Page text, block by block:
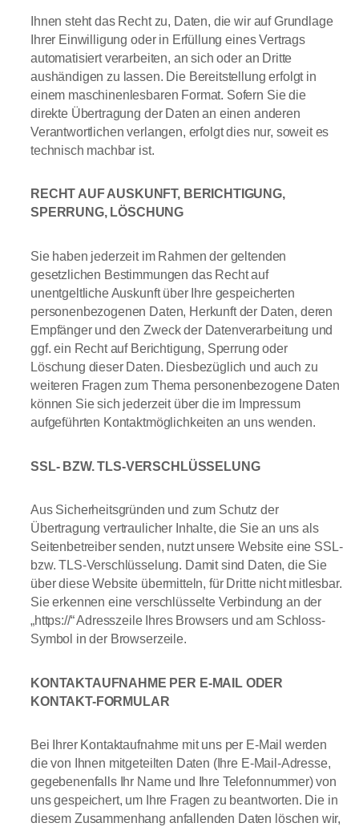
Ihnen steht das Recht zu, Daten, die wir auf Grundlage
Ihrer Einwilligung oder in Erfüllung eines Vertrags
automatisiert verarbeiten, an sich oder an Dritte
aushändigen zu lassen. Die Bereitstellung erfolgt in
einem maschinenlesbaren Format. Sofern Sie die
direkte Übertragung der Daten an einen anderen
Verantwortlichen verlangen, erfolgt dies nur, soweit es
technisch machbar ist.
RECHT AUF AUSKUNFT, BERICHTIGUNG,
SPERRUNG, LÖSCHUNG
Sie haben jederzeit im Rahmen der geltenden
gesetzlichen Bestimmungen das Recht auf
unentgeltliche Auskunft über Ihre gespeicherten
personenbezogenen Daten, Herkunft der Daten, deren
Empfänger und den Zweck der Datenverarbeitung und
ggf. ein Recht auf Berichtigung, Sperrung oder
Löschung dieser Daten. Diesbezüglich und auch zu
weiteren Fragen zum Thema personenbezogene Daten
können Sie sich jederzeit über die im Impressum
aufgeführten Kontaktmöglichkeiten an uns wenden.
SSL- BZW. TLS-VERSCHLÜSSELUNG
Aus Sicherheitsgründen und zum Schutz der
Übertragung vertraulicher Inhalte, die Sie an uns als
Seitenbetreiber senden, nutzt unsere Website eine SSL-
bzw. TLS-Verschlüsselung. Damit sind Daten, die Sie
über diese Website übermitteln, für Dritte nicht mitlesbar.
Sie erkennen eine verschlüsselte Verbindung an der
„https://“ Adresszeile Ihres Browsers und am Schloss-
Symbol in der Browserzeile.
KONTAKTAUFNAHME PER E-MAIL ODER
KONTAKT-FORMULAR
Bei Ihrer Kontaktaufnahme mit uns per E-Mail werden
die von Ihnen mitgeteilten Daten (Ihre E-Mail-Adresse,
gegebenenfalls Ihr Name und Ihre Telefonnummer) von
uns gespeichert, um Ihre Fragen zu beantworten. Die in
diesem Zusammenhang anfallenden Daten löschen wir,